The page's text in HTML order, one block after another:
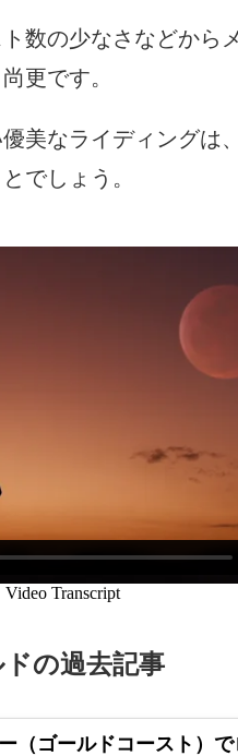
数の少なさなどから
更です。
美なライディングは
でしょう。
の過去記事
（ゴールドコースト）